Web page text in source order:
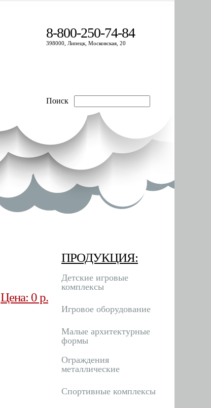
8-800-250-74-84
398000, Липецк, Московская, 20
Поиск
Цена: 0 р.
ПРОДУКЦИЯ:
Детские игровые
комплексы
Игровое оборудование
Малые архитектурные
формы
Ограждения
металлические
Спортивные комплексы